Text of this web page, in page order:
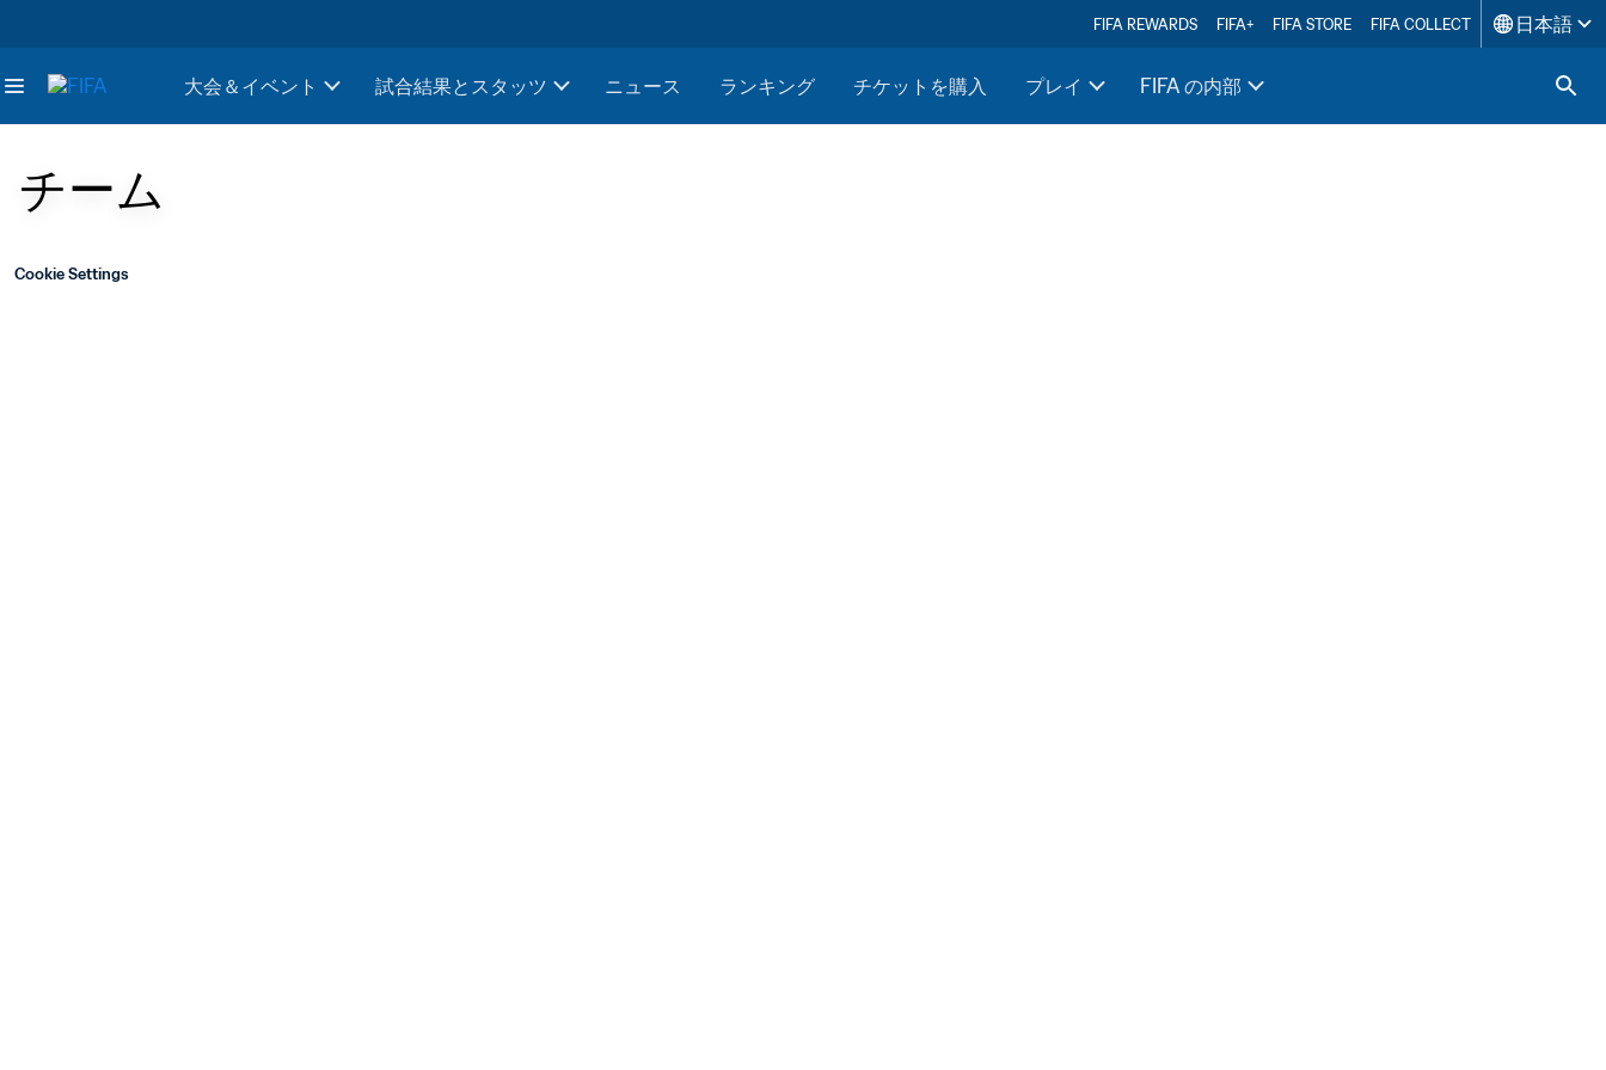
FIFA REWARDS FIFA+ FIFA STORE FIFA COLLECT 日本語
大会＆イベント 試合結果とスタッツ ニュース ランキング チケットを購入 プレイ FIFA の内部
チーム
Cookie Settings